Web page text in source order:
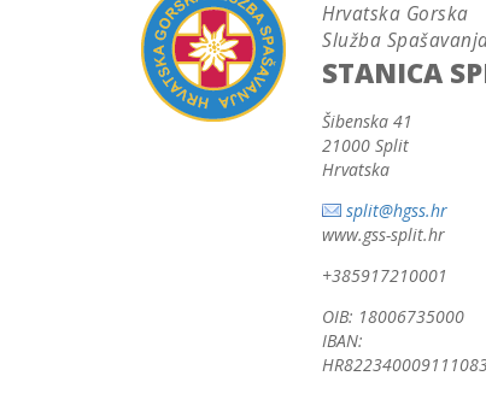
Hrvatska Gorska
Služba
STANICA
Šibenska 41
21000 Split
Hrvatska
split@hgss.hr
www.gss-split.hr
+385917210001
OIB: 18006735000
IBAN: